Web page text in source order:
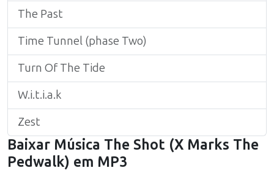
The Past
Time Tunnel (phase Two)
Turn Of The Tide
W.i.t.i.a.k
Zest
Baixar Música The Shot (X Marks The
Pedwalk) em MP3